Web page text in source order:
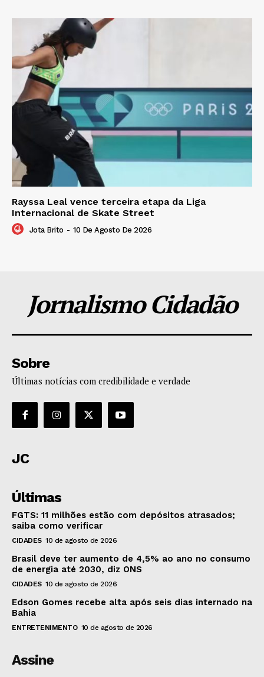
Rayssa Leal vence terceira etapa da Liga
Internacional de Skate Street
Jota Brito - 10 De Agosto De 2026
Jornalismo Cidadão
Sobre
Últimas notícias com credibilidade e verdade
JC
Últimas
FGTS: 11 milhões estão com depósitos atrasados;
saiba como verificar
CIDADES 10 de agosto de 2026
Brasil deve ter aumento de 4,5% ao ano no consumo
de energia até 2030, diz ONS
CIDADES 10 de agosto de 2026
Edson Gomes recebe alta após seis dias internado na
Bahia
ENTRETENIMENTO 10 de agosto de 2026
Assine